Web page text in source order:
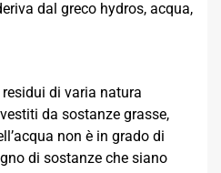
dal greco hydros, acqua,
di varia natura
da sostanze grasse,
non è in grado di
di sostanze che siano